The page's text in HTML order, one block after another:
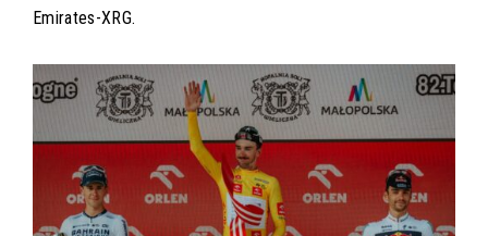
Emirates-XRG.